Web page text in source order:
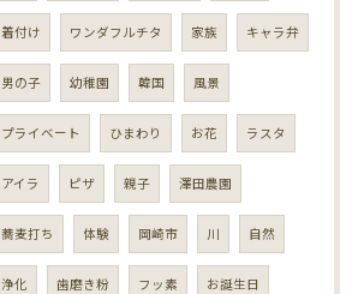
着付け ワンダフルチタ 家族 キャラ弁
男の子 幼稚園 韓国 風景
プライベート ひまわり お花 ラスタ
アイラ ピザ 親子 澤田農園
蕎麦打ち 体験 岡崎市 川 自然
浄化 歯磨き粉 フッ素 お誕生日